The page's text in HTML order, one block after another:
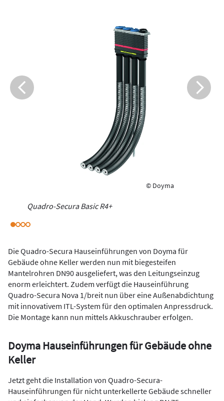
© Doyma
Quadro-Secura Basic R4+
Die Quadro-Secura Hauseinführungen von Doyma für
Gebäude ohne Keller werden nun mit biegesteifen
Mantelrohren DN90 ausgeliefert, was den Leitungseinzug
enorm erleichtert. Zudem verfügt die Hauseinführung
Quadro-Secura Nova 1/breit nun über eine Außenabdichtung
mit innovativem ITL-System für den optimalen Anpressdruck.
Die Montage kann nun mittels Akkuschrauber erfolgen.
Doyma Hauseinführungen für Gebäude ohne
Keller
Jetzt geht die Installation von Quadro-Secura-
Hauseinführungen für nicht unterkellerte Gebäude schneller